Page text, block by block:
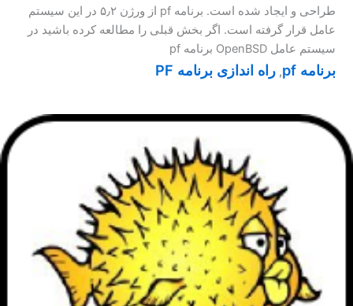
طراحی و ایجاد شده است. برنامه pf از ورژن ۵٫۲ در این سیستم
عامل قرار گرفته است. اگر بخش قبلی را مطالعه کرده باشید در
سیستم عامل OpenBSD برنامه pf
برنامه pf , راه اندازی برنامه PF